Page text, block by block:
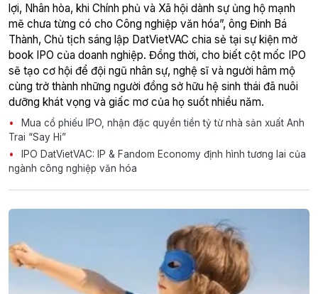
lợi, Nhân hòa, khi Chính phủ và Xã hội dành sự ủng hộ mạnh
mẽ chưa từng có cho Công nghiệp văn hóa”, ông Đinh Bá
Thành, Chủ tịch sáng lập DatVietVAC chia sẻ tại sự kiện mở
book IPO của doanh nghiệp. Đồng thời, cho biết cột mốc IPO
sẽ tạo cơ hội để đội ngũ nhân sự, nghệ sĩ và người hâm mộ
cùng trở thành những người đồng sở hữu hệ sinh thái đã nuôi
dưỡng khát vọng và giấc mơ của họ suốt nhiều năm.
Mua cổ phiếu IPO, nhận đặc quyền tiền tỷ từ nhà sản xuất Anh
Trai “Say Hi”
IPO DatVietVAC: IP & Fandom Economy định hình tương lai của
ngành công nghiệp văn hóa